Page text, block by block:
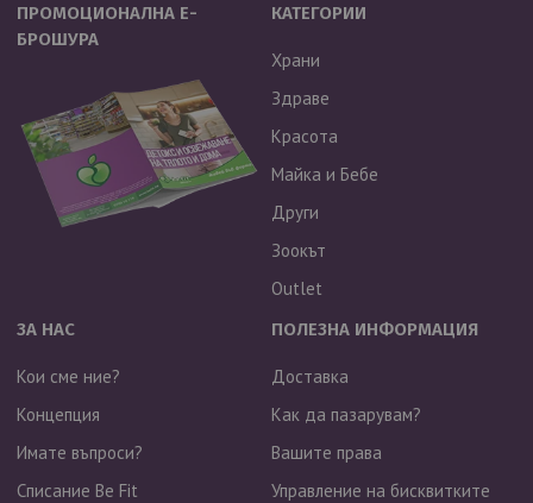
ПРОМОЦИОНАЛНА Е-
БРОШУРА
КАТЕГОРИИ
Храни
Здраве
Красота
Майка и Бебе
Други
Зоокът
Outlet
ЗА НАС
Кои сме ние?
Концепция
Имате въпроси?
Списание Be Fit
ПОЛЕЗНА ИНФОРМАЦИЯ
Доставка
Как да пазарувам?
Вашите права
Управление на бисквитките